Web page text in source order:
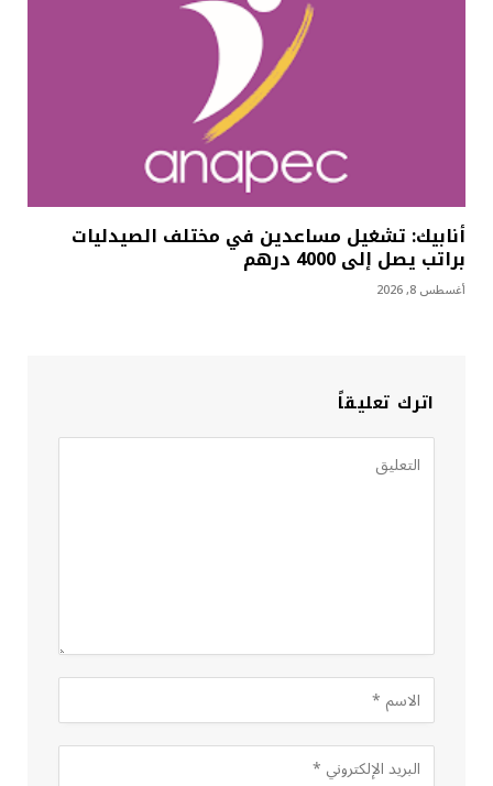
أنابيك: تشغيل مساعدين في مختلف الصيدليات
براتب يصل إلى 4000 درهم
أغسطس 8, 2026
اترك تعليقاً